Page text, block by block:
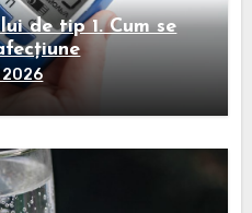
de tip 1. Cum se